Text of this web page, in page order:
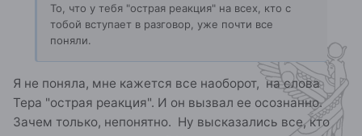
То, что у тебя "острая реакция" на всех, кто с
тобой вступает в разговор, уже почти все
поняли.
Я не поняла, мне кажется все наоборот, на слова
Тера "острая реакция". И он вызвал ее осознанно.
Зачем только, непонятно. Ну высказались все, кто